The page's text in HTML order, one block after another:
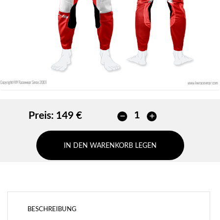
HINZUFÜGEN
Preis: 149 €
IN DEN WARENKORB LEGEN
BESCHREIBUNG